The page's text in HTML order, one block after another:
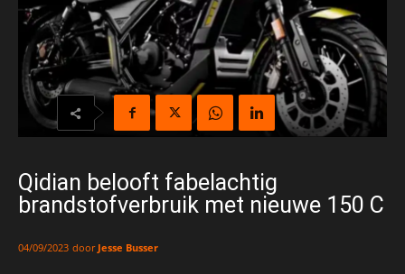
Qidian belooft fabelachtig
brandstofverbruik met nieuwe 150 C
04/09/2023 door Jesse Busser